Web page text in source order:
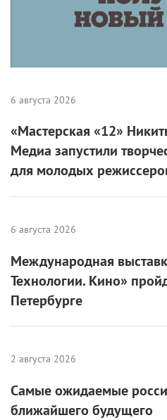
6 августа 2026
«Мастерская «12»
Медиа запустили
для молодых
6 августа 2026
Международная
Технологии. Кино»
Петербурге
2 августа 2026
Самые ожидаемые
ближайшего будущего